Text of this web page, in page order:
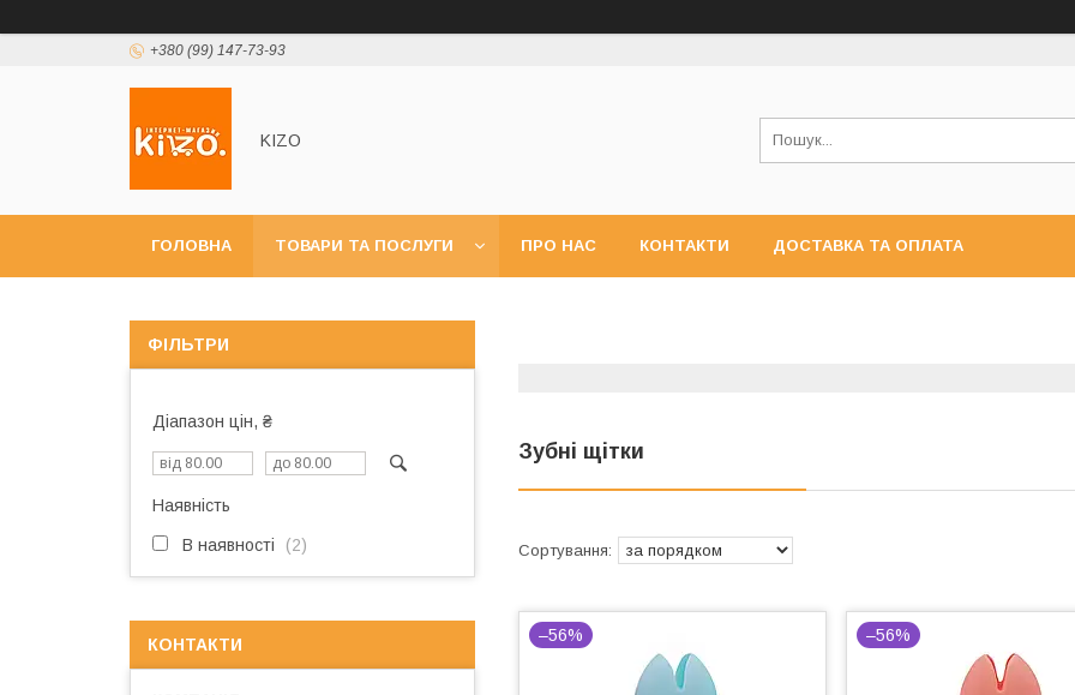
+380 (99) 147-73-93
KIZO
ГОЛОВНА ТОВАРИ ТА ПОСЛУГИ ПРО НАС КОНТАКТИ ДОСТАВКА ТА ОПЛАТА
Зубні щітки
–56% –56%
ФІЛЬТРИ
Діапазон цін, ₴
Наявність
В наявності 2
КОНТАКТИ